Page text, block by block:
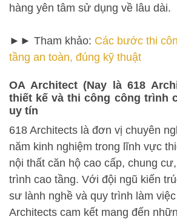
hàng yên tâm sử dụng về lâu dài.
►► Tham khảo: Các bước thi
tầng an toàn, đúng kỹ thuật
OA Architect (Nay là 618
thiết kế và thi công công trình
uy tín
618 Architects là đơn vị chuyên
năm kinh nghiệm trong lĩnh vực
nội thất căn hộ cao cấp, chung
trình cao tầng. Với đội ngũ kiến
sư lành nghề và quy trình làm
Architects cam kết mang đến